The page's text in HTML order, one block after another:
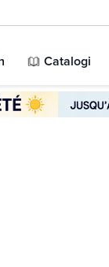
Catalogi